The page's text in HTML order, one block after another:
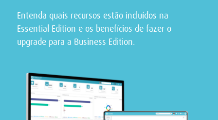
Entenda quais recursos estão incluídos na
Essential Edition e os benefícios de fazer o
upgrade para a Business Edition.